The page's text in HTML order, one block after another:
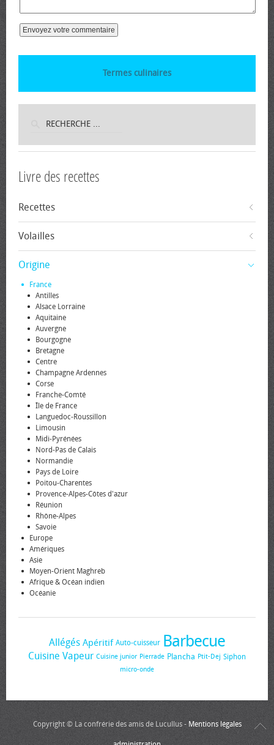
Termes culinaires
Livre des recettes
Recettes
Volailles
Origine
France
Antilles
Alsace Lorraine
Aquitaine
Auvergne
Bourgogne
Bretagne
Centre
Champagne Ardennes
Corse
Franche-Comté
Île de France
Languedoc-Roussillon
Limousin
Midi-Pyrénées
Nord-Pas de Calais
Normandie
Pays de Loire
Poitou-Charentes
Provence-Alpes-Côtes d'azur
Réunion
Rhône-Alpes
Savoie
Europe
Amériques
Asie
Moyen-Orient Maghreb
Afrique & Océan indien
Océanie
Allégés Apéritif Auto-cuisseur Barbecue
Cuisine Vapeur Cuisine junior Pierrade Plancha Ptit-Dej Siphon
micro-onde
Copyright © La confrérie des amis de Lucullus - Mentions légales